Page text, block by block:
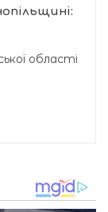
області